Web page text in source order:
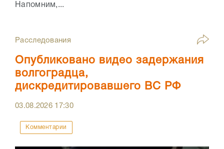
Напомним,...
Расследования
Опубликовано видео задержания
волгоградца,
дискредитировавшего ВС РФ
03.08.2026 17:30
Комментарии